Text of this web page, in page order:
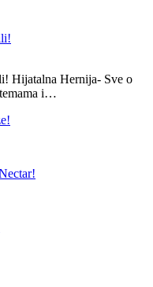
Hijatalna Hernija- Sve o
i…